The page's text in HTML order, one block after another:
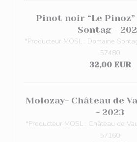
Pinot noir “Le Pinoz”
Sontag -
*Producteur MOSL : Domaine
57480
32,00 EUR
Molozay- Château de
- 2023
*Producteur MOSL : Château de
57160